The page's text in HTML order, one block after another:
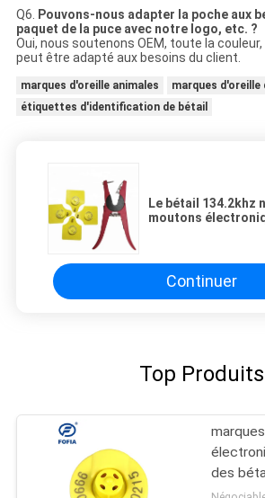
Q6.
Pouvons-nous adapter la poche aux
paquet de la puce avec notre logo, etc. ?
Oui, nous soutenons OEM, toute la
peut être adapté aux besoins du client.
marques d'oreille animales
marques d'oreille
étiquettes d'identification de bétail
Le bétail 134.2khz
moutons
Continuer
Top Produits
des